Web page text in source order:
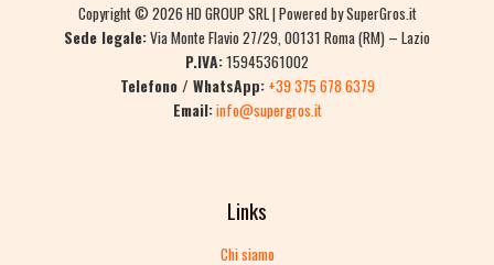
Copyright © 2026 HD GROUP SRL | Powered by SuperGros.it
Sede legale:Via Monte Flavio 27/29, 00131 Roma (RM) – Lazio
P.IVA:15945361002
Telefono / WhatsApp: +39 375 678 6379
Email:info@supergros.it
Links
Chi siamo